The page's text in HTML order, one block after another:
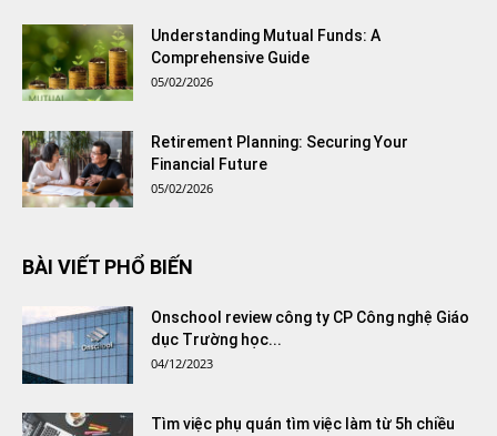
Understanding Mutual Funds: A
Comprehensive Guide
05/02/2026
Retirement Planning: Securing Your
Financial Future
05/02/2026
BÀI VIẾT PHỔ BIẾN
Onschool review công ty CP Công nghệ Giáo
dục Trường học...
04/12/2023
Tìm việc phụ quán tìm việc làm từ 5h chiều